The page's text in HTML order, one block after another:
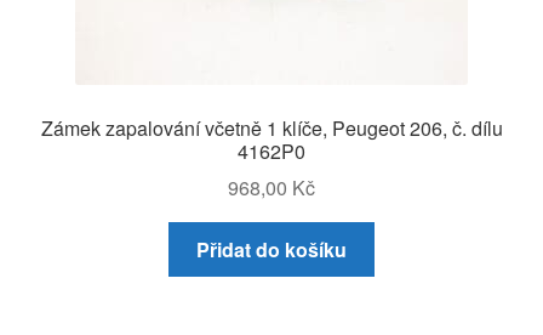
Zámek zapalování včetně 1 klíče, Peugeot 206, č. dílu
4162P0
968,00 Kč
Přidat do košíku